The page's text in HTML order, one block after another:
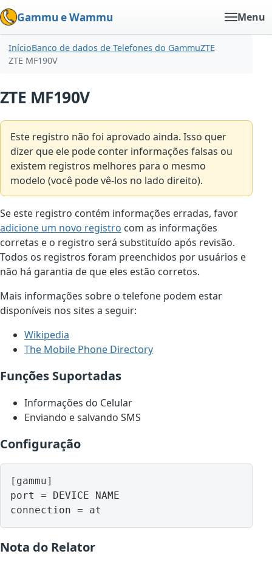
Gammu e Wammu Menu
InícioBanco de dados de Telefones do GammuZTE
ZTE MF190V
ZTE MF190V
Este registro não foi aprovado ainda. Isso quer
dizer que ele pode conter informações falsas ou
existem registros melhores para o mesmo
modelo (você pode vê-los no lado direito).
Se este registro contém informações erradas, favor
adicione um novo registro com as informações
corretas e o registro será substituído após revisão.
Todos os registros foram preenchidos por usuários e
não há garantia de que eles estão corretos.
Mais informações sobre o telefone podem estar
disponíveis nos sites a seguir:
Wikipedia
The Mobile Phone Directory
Funções Suportadas
Informações do Celular
Enviando e salvando SMS
Configuração
[gammu]
port = DEVICE NAME
Nota do Relator